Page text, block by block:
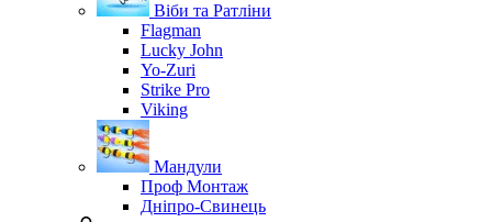
Віби та Ратліни
Flagman
Lucky John
Yo-Zuri
Strike Pro
Viking
Мандули
Проф Монтаж
Дніпро-Свинець